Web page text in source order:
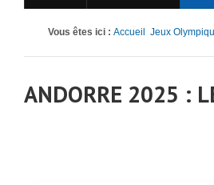
Vous êtes ici : Accueil Jeux
ANDORRE 2025 :